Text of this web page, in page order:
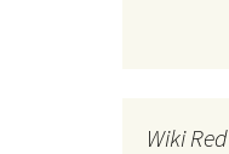
Wiki Red